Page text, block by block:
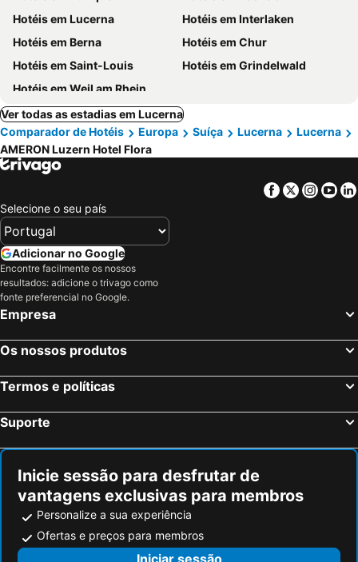
Hotéis em Lucerna
Hotéis em Interlaken
Hotéis em Berna
Hotéis em Chur
Hotéis em Saint-Louis
Hotéis em Grindelwald
Hotéis em Weil am Rhein
Ver todas as estadias em Lucerna
Comparador de Hotéis
Europa Suíça Lucerna
Lucerna
AMERON Luzern Hotel Flora
Facebook
Twitter
Selecione o seu país
Adicionar no Google
Encontre facilmente os nossos
resultados: adicione o trivago como
fonte preferencial no Google.
Empresa
Os nossos produtos
Termos e políticas
Suporte
Inicie sessão para desfrutar de
vantagens exclusivas para membros
Personalize a sua experiência
Ofertas e preços para membros